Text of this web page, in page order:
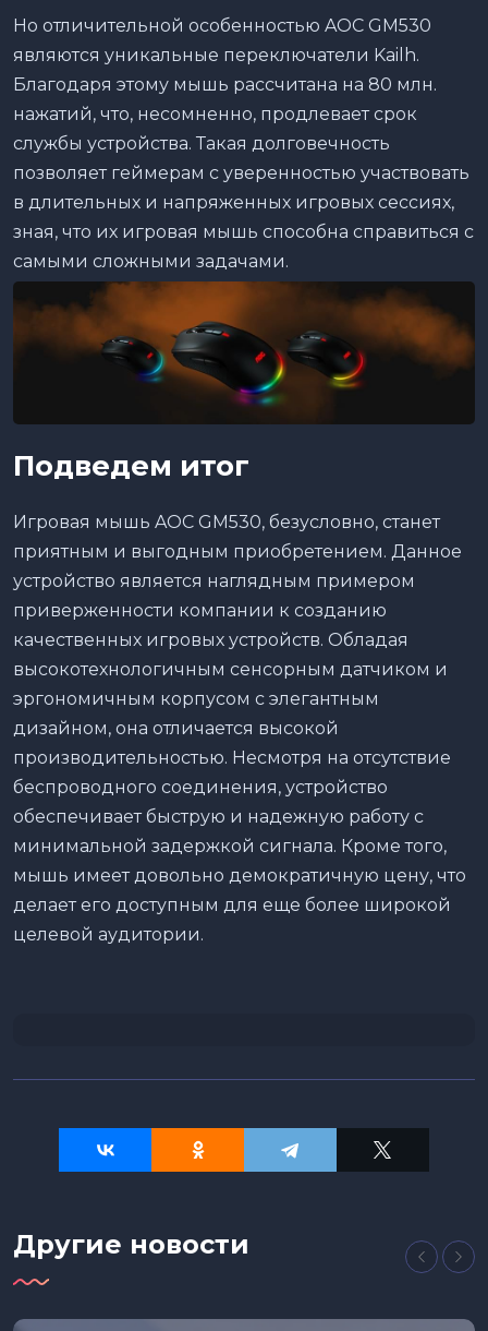
Но отличительной особенностью AOC GM530
являются уникальные переключатели Kailh.
Благодаря этому мышь рассчитана на 80 млн.
нажатий, что, несомненно, продлевает срок
службы устройства. Такая долговечность
позволяет геймерам с уверенностью участвовать
в длительных и напряженных игровых сессиях,
зная, что их игровая мышь способна справиться с
самыми сложными задачами.
Подведем итог
Игровая мышь AOC GM530, безусловно, станет
приятным и выгодным приобретением. Данное
устройство является наглядным примером
приверженности компании к созданию
качественных игровых устройств. Обладая
высокотехнологичным сенсорным датчиком и
эргономичным корпусом с элегантным
дизайном, она отличается высокой
производительностью. Несмотря на отсутствие
беспроводного соединения, устройство
обеспечивает быструю и надежную работу с
минимальной задержкой сигнала. Кроме того,
мышь имеет довольно демократичную цену, что
делает его доступным для еще более широкой
целевой аудитории.
Другие новости